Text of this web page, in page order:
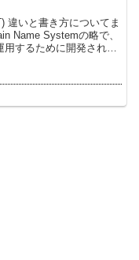
違いと書き方についてま
Name Systemの略で、
するために開発された